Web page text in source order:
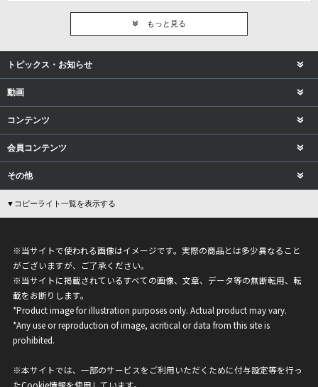
もっと見る
トピックス・お知らせ
動画
コンテンツ
会員コンテンツ
その他
▼コピーライト一覧を表示する
※当サイトで使われる画像はイメージです。実際の商品とは多少異なること
がございますが、ご了承ください。
※当サイトに掲載されているすべての画像、文章、データ等の無断転用、転
載をお断りします。
*Product image for illustration purposes only. Actual product may vary.
*Any use or reproduction of image, acritical or data from this site is
prohibited.
※本サイトでは、一部のサービスをご利用いただくために付与設定等を行っ